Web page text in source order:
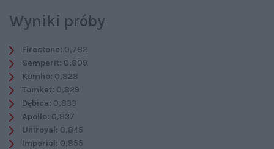
Wyniki próby
Firestone: 0,782
Semperit: 0,809
Kumho: 0,828
Tomket: 0,829
Dębica: 0,833
Apollo: 0,837
Uniroyal: 0,845
Imperial: 0,855